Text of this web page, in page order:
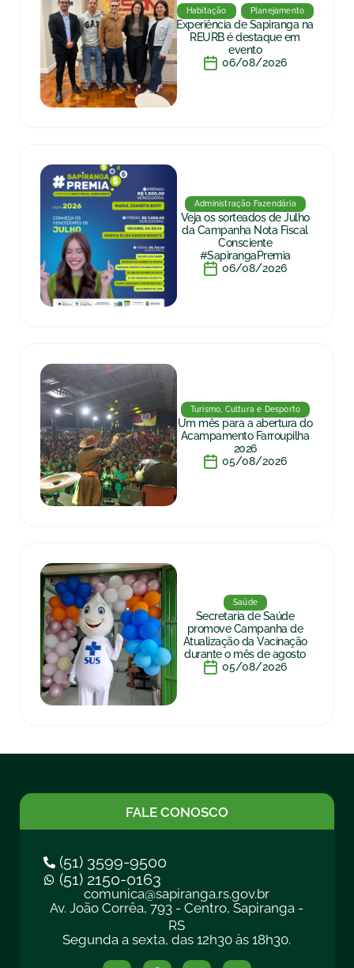
Habitação Planejamento
Experiência de Sapiranga na
REURB é destaque em
evento
06/08/2026
Administração Fazendária
Veja os sorteados de Julho
da Campanha Nota Fiscal
Consciente
#SapirangaPremia
06/08/2026
Turismo, Cultura e Desporto
Um mês para a abertura do
Acampamento Farroupilha
2026
05/08/2026
Saúde
Secretaria de Saúde
promove Campanha de
Atualização da Vacinação
durante o mês de agosto
05/08/2026
FALE CONOSCO
(51) 3599-9500
(51) 2150-0163
comunica@sapiranga.rs.gov.br
Av. João Corrêa, 793 - Centro, Sapiranga -
RS
Segunda a sexta, das 12h30 às 18h30.